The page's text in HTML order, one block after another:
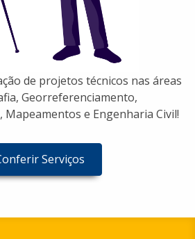
de projetos técnicos nas áreas
Georreferenciamento,
e Engenharia Civil!
Serviços